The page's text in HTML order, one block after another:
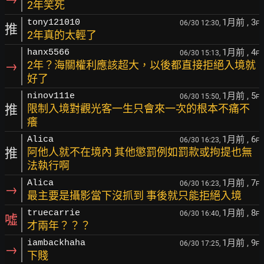
2年笑死
推 tony121010 06/30 12:30, 1月前 , 3F
2年真的太輕了
→
hanx5566 06/30 15:13, 1月前 , 4F
2年？海關權利應該超大，以後都直接拒絕入境就
好了
推
ninov111e 06/30 15:50, 1月前 , 5F
限制入境對觀光客一生只會來一次的根本不痛不
癢
推
Alica 06/30 16:23, 1月前 , 6F
阿他人就不在境內 其他懲罰例如罰款或拘提也無
法執行啊
→ Alica 06/30 16:23, 1月前 , 7F
最主要是攝影當下沒抓到 事後就只能拒絕入境
噓 truecarrie 06/30 16:40, 1月前 , 8F
才兩年？？？
→ iambackhaha 06/30 17:25, 1月前 , 9F
下賤